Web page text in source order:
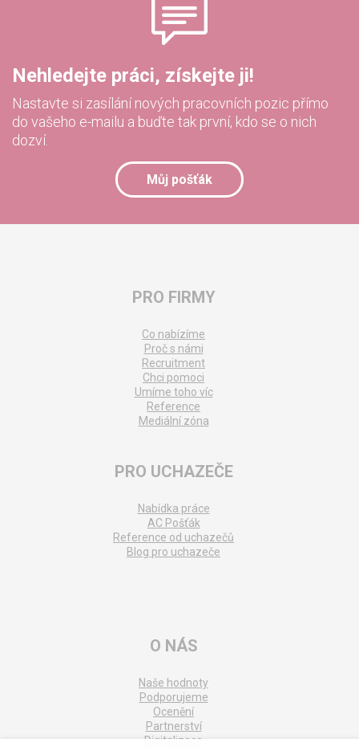
Nehledejte práci, získejte ji!
Nastavte si zasílání nových pracovních pozic přímo
do vašeho e-mailu a buďte tak první, kdo se o nich
dozví.
Můj pošťák
PRO FIRMY
Co nabízíme
Proč s námi
Recruitment
Chci pomoci
Umíme toho víc
Reference
Mediální zóna
PRO UCHAZEČE
Nabídka práce
AC Pošťák
Reference od uchazečů
Blog pro uchazeče
O NÁS
Naše hodnoty
Podporujeme
Ocenění
Partnerství
Digitalizace